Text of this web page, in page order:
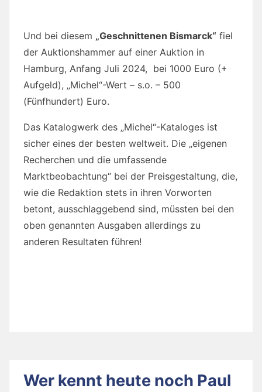
Und bei diesem „Geschnittenen Bismarck“ fiel
der Auktionshammer auf einer Auktion in
Hamburg, Anfang Juli 2024, bei 1000 Euro (+
Aufgeld), „Michel“-Wert – s.o. – 500
(Fünfhundert) Euro.
Das Katalogwerk des „Michel“-Kataloges ist
sicher eines der besten weltweit. Die „eigenen
Recherchen und die umfassende
Marktbeobachtung“ bei der Preisgestaltung, die,
wie die Redaktion stets in ihren Vorworten
betont, ausschlaggebend sind, müssten bei den
oben genannten Ausgaben allerdings zu
anderen Resultaten führen!
Wer kennt heute noch Paul